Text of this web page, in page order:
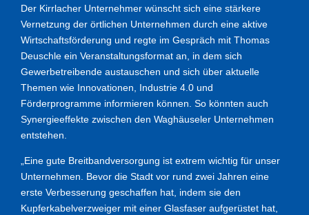
Der Kirrlacher Unternehmer wünscht sich eine stärkere
Vernetzung der örtlichen Unternehmen durch eine aktive
Wirtschaftsförderung und regte im Gespräch mit Thomas
Deuschle ein Veranstaltungsformat an, in dem sich
Gewerbetreibende austauschen und sich über aktuelle
Themen wie Innovationen, Industrie 4.0 und
Förderprogramme informieren können. So könnten auch
Synergieeffekte zwischen den Waghäuseler Unternehmen
entstehen.
„Eine gute Breitbandversorgung ist extrem wichtig für unser
Unternehmen. Bevor die Stadt vor rund zwei Jahren eine
erste Verbesserung geschaffen hat, indem sie den
Kupferkabelverzweiger mit einer Glasfaser aufgerüstet hat,